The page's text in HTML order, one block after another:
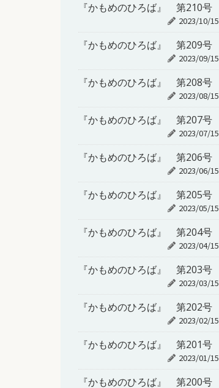
『かもめのひろば』 第210号
2023/10/15
『かもめのひろば』 第209号
2023/09/15
『かもめのひろば』 第208号
2023/08/15
『かもめのひろば』 第207号
2023/07/15
『かもめのひろば』 第206号
2023/06/15
『かもめのひろば』 第205号
2023/05/15
『かもめのひろば』 第204号
2023/04/15
『かもめのひろば』 第203号
2023/03/15
『かもめのひろば』 第202号
2023/02/15
『かもめのひろば』 第201号
2023/01/15
『かもめのひろば』 第200号